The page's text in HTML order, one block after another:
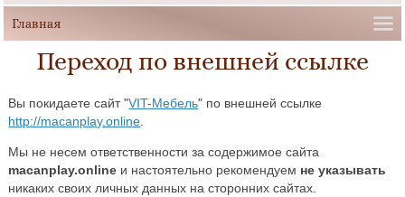
Переход по внешней ссылке
Вы покидаете сайт "VIT-Мебель" по внешней ссылке
http://macanplay.online
Мы не несем ответственности за содержимое сайта
macanplay.online и настоятельно рекомендуем не указывать
никаких своих личных данных на сторонних сайтах.